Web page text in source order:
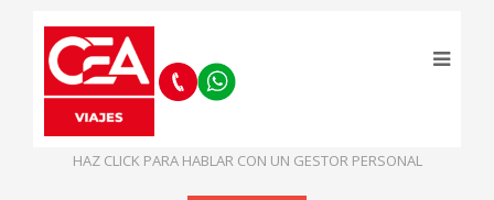
HAZ CLICK PARA HABLAR CON UN GESTOR PERSONAL